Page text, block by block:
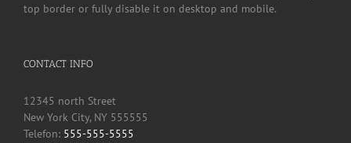
top border or fully disable it on desktop and mobile.
CONTACT INFO
12345 north Street
New York City, NY 555555
Telefon: 555-555-5555